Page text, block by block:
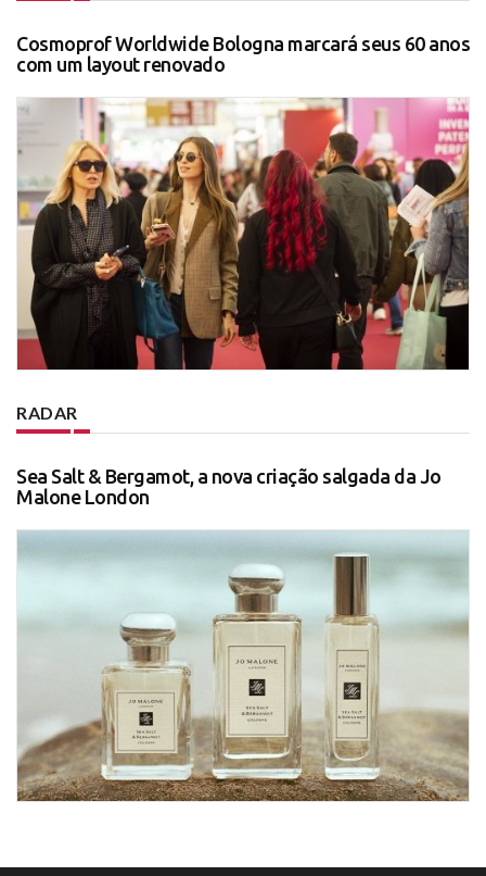
Cosmoprof Worldwide Bologna marcará seus 60 anos
com um layout renovado
RADAR
Sea Salt & Bergamot, a nova criação salgada da Jo
Malone London